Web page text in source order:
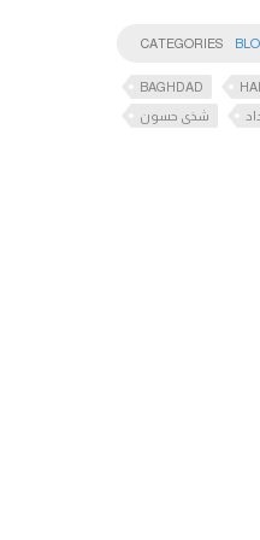
CATEGORIES
BAGHDAD
شذى حسون